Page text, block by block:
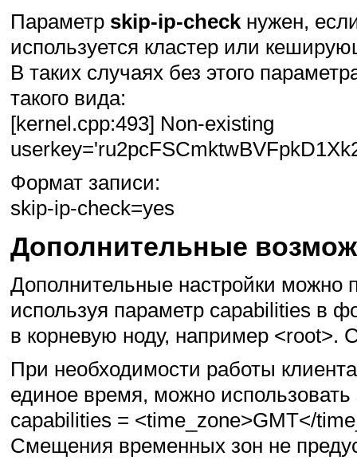
Параметр skip-ip-check нужен,
используется кластер или
В таких случаях без этого
такого вида:
[kernel.cpp:493] Non-existing
Формат записи:
skip-ip-check=yes
Дополнительные
Дополнительные настройки можно
используя параметр capabilities в
в корневую ноду, например <root>.
При необходимости работы
единое время, можно использовать
capabilities = <time_zone>GMT</
Смещения временных зон не